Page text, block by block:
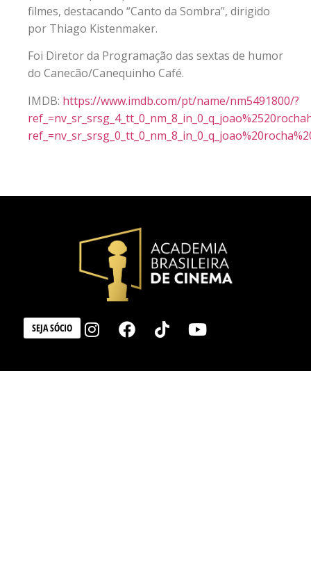
filmes, destacando “Canto da Sombra”, dirigido
por Thiago Kistenmaker.
Foi Diretor da Programação das sextas de humor
do Canecão/Canequinho Café.
IMDB: https://www.imdb.com/pt/name/nm5491800/?
SEJA SÓCIO